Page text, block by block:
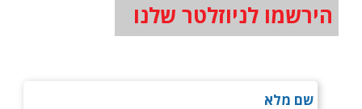
הירשמו לניוזלטר שלנו